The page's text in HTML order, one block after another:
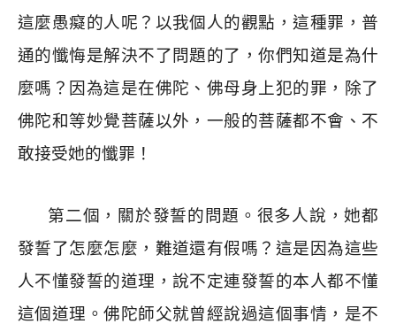
這麼愚癡的人呢？以我個人的觀點，這種罪，普
通的懺悔是解決不了問題的了，你們知道是為什
麼嗎？因為這是在佛陀、佛母身上犯的罪，除了
佛陀和等妙覺菩薩以外，一般的菩薩都不會、不
敢接受她的懺罪！
第二個，關於發誓的問題。很多人說，她都
發誓了怎麼怎麼，難道還有假嗎？這是因為這些
人不懂發誓的道理，說不定連發誓的本人都不懂
這個道理。佛陀師父就曾經說過這個事情，是不